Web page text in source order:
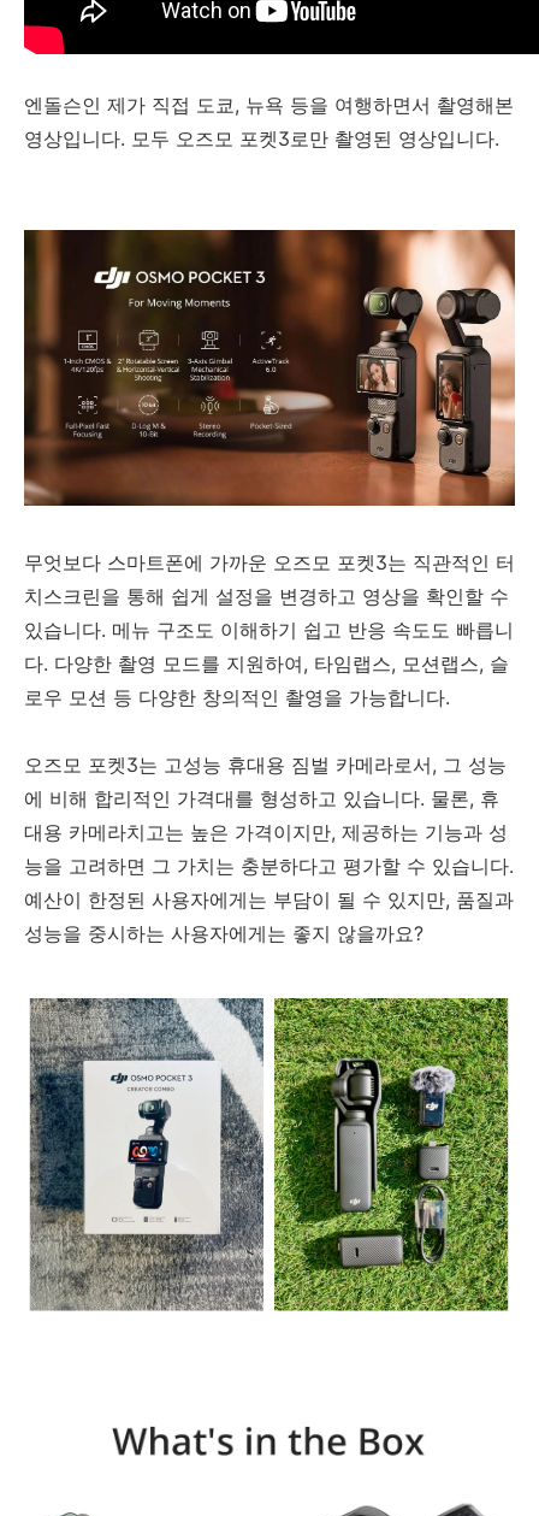
엔돌슨인 제가 직접 도쿄, 뉴욕 등을 여행하면서 촬영해본
영상입니다. 모두 오즈모 포켓3로만 촬영된 영상입니다.
무엇보다 스마트폰에 가까운 오즈모 포켓3는 직관적인 터
치스크린을 통해 쉽게 설정을 변경하고 영상을 확인할 수
있습니다. 메뉴 구조도 이해하기 쉽고 반응 속도도 빠릅니
다. 다양한 촬영 모드를 지원하여, 타임랩스, 모션랩스, 슬
로우 모션 등 다양한 창의적인 촬영을 가능합니다.
오즈모 포켓3는 고성능 휴대용 짐벌 카메라로서, 그 성능
에 비해 합리적인 가격대를 형성하고 있습니다. 물론, 휴
대용 카메라치고는 높은 가격이지만, 제공하는 기능과 성
능을 고려하면 그 가치는 충분하다고 평가할 수 있습니다.
예산이 한정된 사용자에게는 부담이 될 수 있지만, 품질과
성능을 중시하는 사용자에게는 좋지 않을까요?